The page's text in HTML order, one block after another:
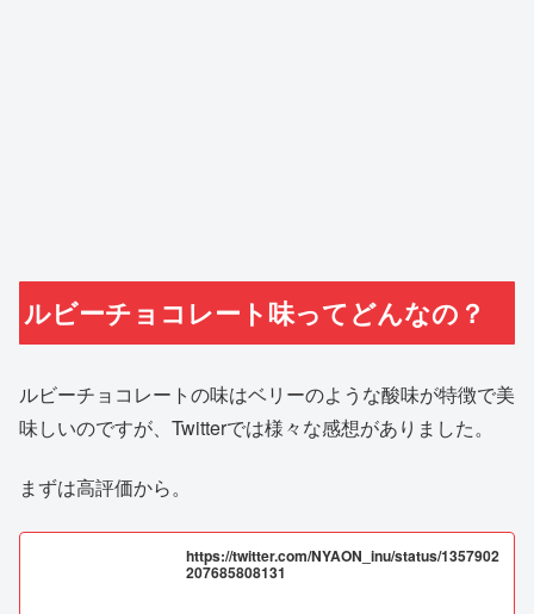
ルビーチョコレート味ってどんなの？
ルビーチョコレートの味はベリーのような酸味が特徴で美
味しいのですが、Twitterでは様々な感想がありました。
まずは高評価から。
https://twitter.com/NYAON_inu/status/1357902
207685808131